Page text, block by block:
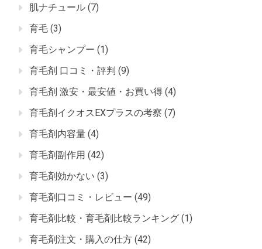
肌ナチュール (7)
育毛 (3)
育毛シャンプー (1)
育毛剤 口コミ・評判 (9)
育毛剤 激安・最安値・お買い得 (4)
育毛剤イクオスEXプラスの考察 (7)
育毛剤内容量 (4)
育毛剤副作用 (42)
育毛剤効かない (3)
育毛剤口コミ・レビュー (49)
育毛剤比較・育毛剤比較ランキング (1)
育毛剤注文・購入の仕方 (42)